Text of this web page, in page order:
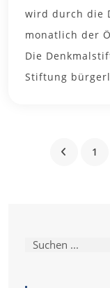
wird durch die
monatlich der
Die
Stiftung
1